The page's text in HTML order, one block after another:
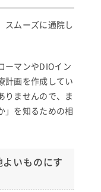
スムーズに通院し
ーマンやDIOイン
計画を作成してい
りませんので、ま
」を知るための相
いものにす